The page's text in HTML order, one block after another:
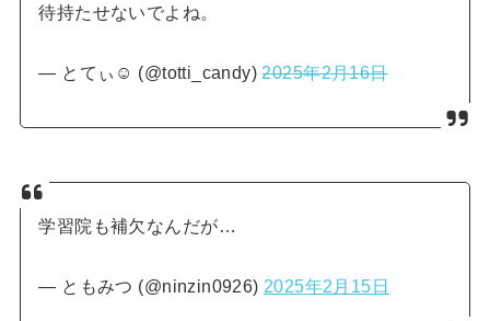
待持たせないでよね。
— とてぃ☺︎︎ (@totti_candy)2025年2月16日
学習院も補欠なんだが…
— ともみつ (@ninzin0926) 2025年2月15日